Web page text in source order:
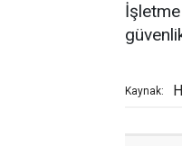
Kaynak: